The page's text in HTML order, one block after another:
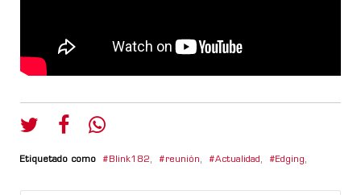
Etiquetado como Blink182, reunión, Actualidad , Edging,